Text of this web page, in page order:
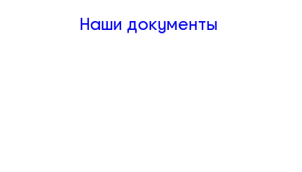
Наши документы